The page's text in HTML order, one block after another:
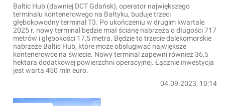
Baltic Hub (dawniej DCT Gdańsk), operator największego
terminalu kontenerowego na Bałtyku, buduje trzeci
głębokowodny terminal T3. Po ukończeniu w drugim kwartale
2025 r. nowy terminal będzie miał ścianę nabrzeża o długości 717
metrów i głębokości 17,5 metra. Będzie to trzecie dalekomorskie
nabrzeże Baltic Hub, które może obsługiwać największe
kontenerowce na świecie. Nowy terminal zapewni również 36,5
hektara dodatkowej powierzchni operacyjnej. Łącznie inwestycja
jest warta 450 mln euro.
04.09.2023, 10:14